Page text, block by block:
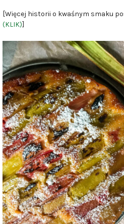
[Więcej historii o kwaśnym smaku
(KLIK)]